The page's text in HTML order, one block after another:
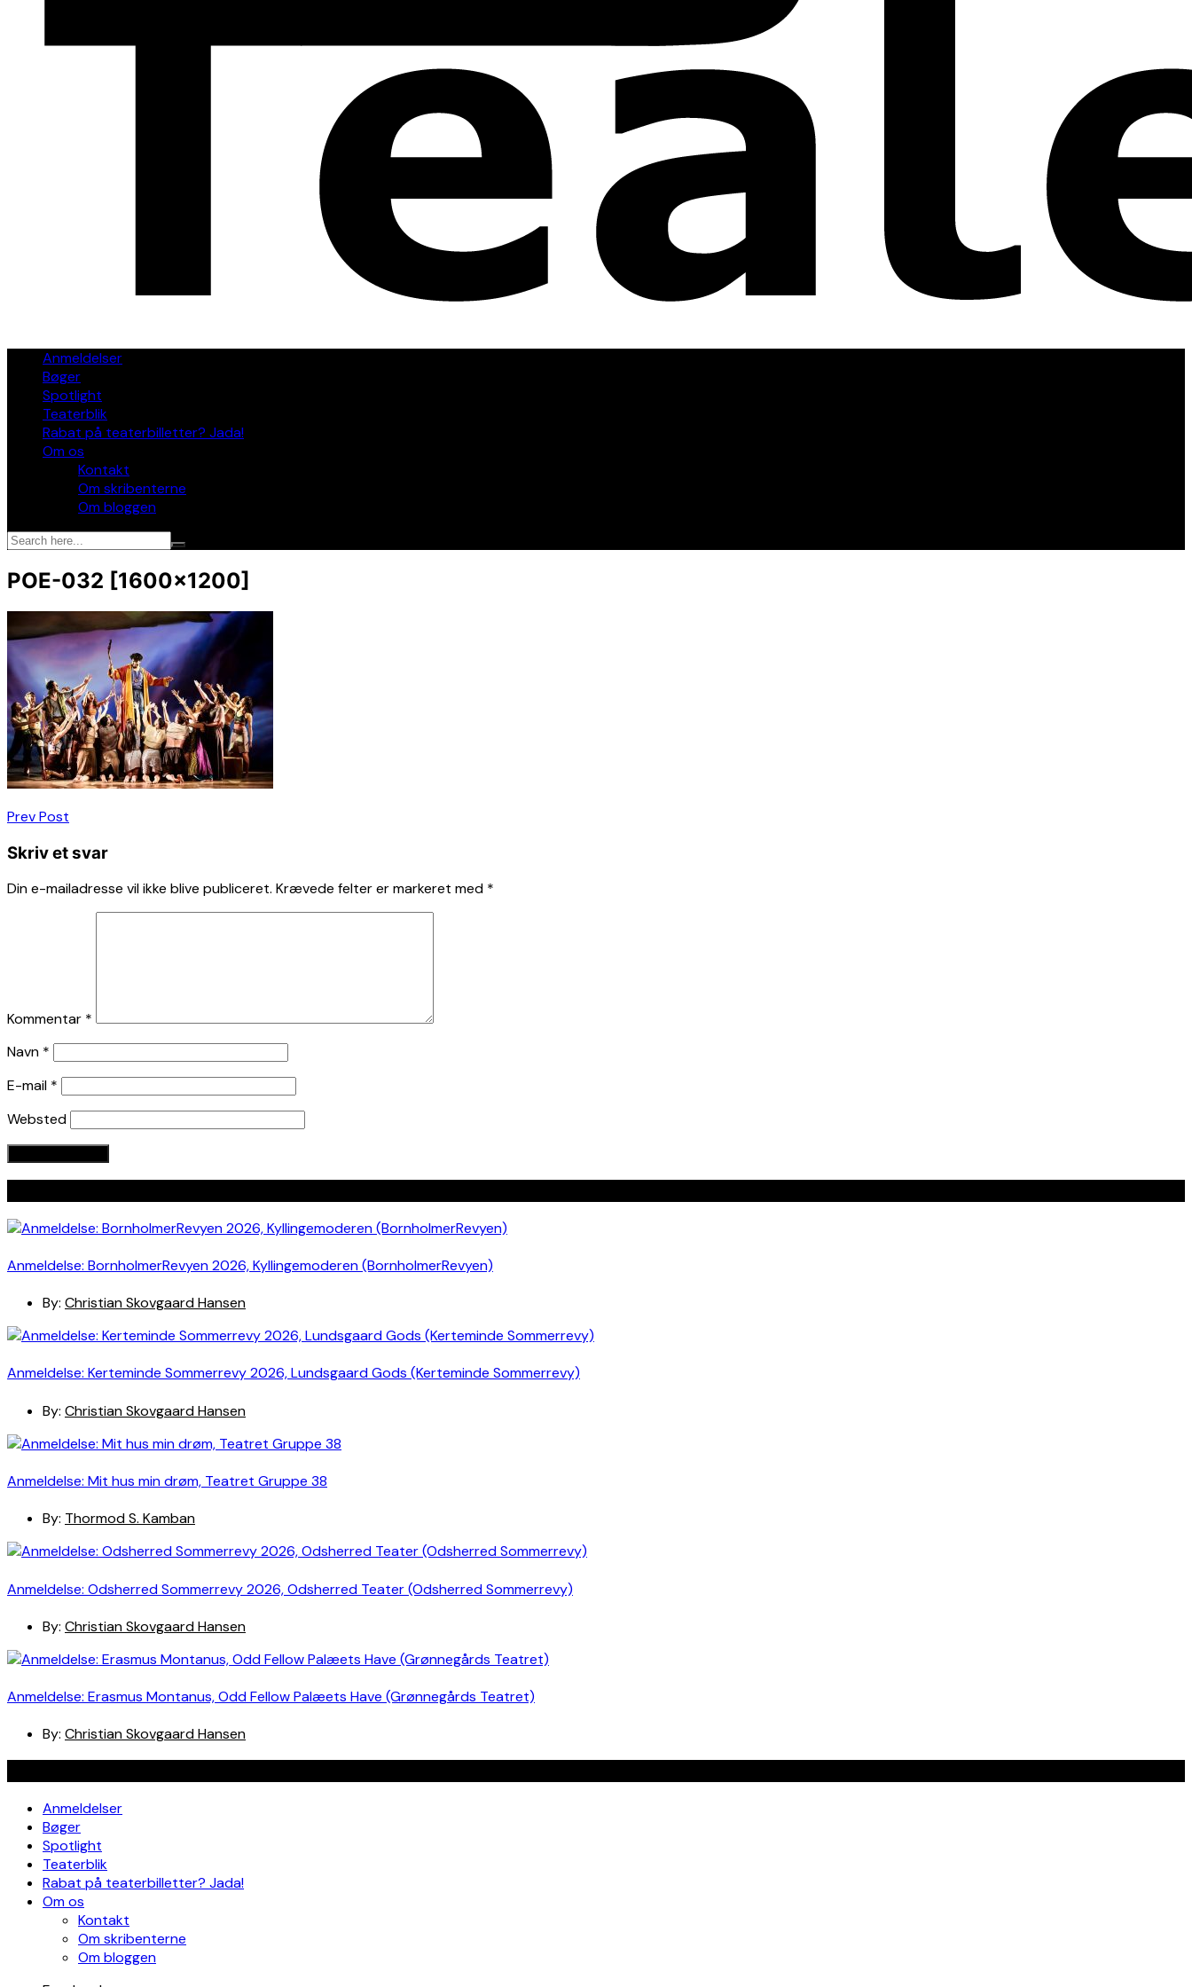
Anmeldelser
Bøger
Spotlight
Teaterblik
Rabat på teaterbilletter? Jada!
Om os
Kontakt
Om skribenterne
Om bloggen
POE-032 [1600×1200]
Indlægsnavigation
Prev Post
Skriv et svar
Din e-mailadresse vil ikke blive publiceret. Krævede felter er markeret med *
Kommentar *
Navn *
E-mail *
Websted
Anmeldelse: BornholmerRevyen 2026, Kyllingemoderen (BornholmerRevyen)
By: Christian Skovgaard Hansen
Anmeldelse: Kerteminde Sommerrevy 2026, Lundsgaard Gods (Kerteminde Sommerrevy)
By: Christian Skovgaard Hansen
Anmeldelse: Mit hus min drøm, Teatret Gruppe 38
By: Thormod S. Kamban
Anmeldelse: Odsherred Sommerrevy 2026, Odsherred Teater (Odsherred Sommerrevy)
By: Christian Skovgaard Hansen
Anmeldelse: Erasmus Montanus, Odd Fellow Palæets Have (Grønnegårds Teatret)
By: Christian Skovgaard Hansen
Anmeldelser
Bøger
Spotlight
Teaterblik
Rabat på teaterbilletter? Jada!
Om os
Kontakt
Om skribenterne
Om bloggen